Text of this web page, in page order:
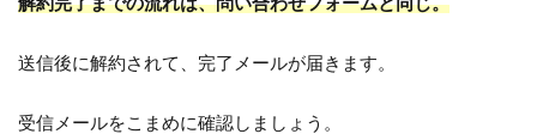
送信後に解約されて、完了メールが届きます。
受信メールをこまめに確認しましょう。